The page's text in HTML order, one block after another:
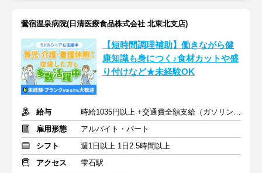
鶯宿温泉病院(日清医療食品株式会社 北東北支店)
【短時間調理補助】働きながら健
康知識も身につく♪食材カットや盛
り付けなど★未経験OK
給与
時給1035円以上 +交通費全額支給（ガソリン代も支給）
雇用形態
アルバイト・パート
シフト
週1日以上 1日2.5時間以上
アクセス
雫石駅